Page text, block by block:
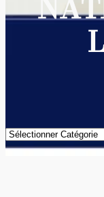
Catégories